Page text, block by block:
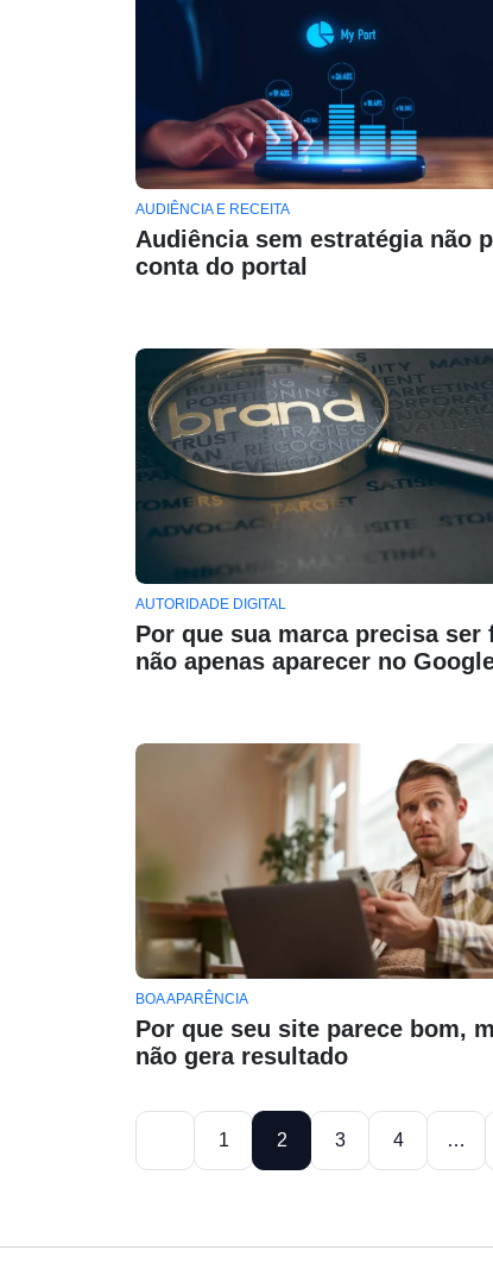
AUDIÊNCIA E RECEITA
Audiência sem estratégia não
conta do portal
AUTORIDADE DIGITAL
Por que sua marca precisa ser
não apenas aparecer no
BOA APARÊNCIA
Por que seu site parece bom,
não gera resultado
1 2 3 4 …